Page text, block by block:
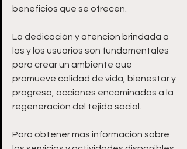
beneficios que se ofrecen.
La dedicación y atención brindada a
las y los usuarios son fundamentales
para crear un ambiente que
promueve calidad de vida, bienestar y
progreso, acciones encaminadas a la
regeneración del tejido social.
Para obtener más información sobre